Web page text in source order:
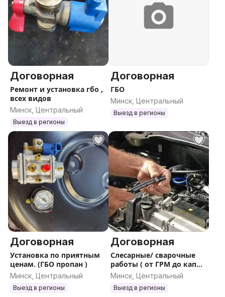
Договорная
Ремонт и установка гбо ,
всех видов
Минск, Центральный
Выезд в регионы
Договорная
ГБО
Минск, Центральный
Выезд в регионы
Договорная
Установка по приятным
ценам. (ГБО пропан )
Минск, Центральный
Выезд в регионы
Договорная
Слесарные/ сварочные
работы ( от ГРМ до кап
ремонта ДВС) , набирайте
по номеру указанному в
объявлен
Минск, Центральный
Выезд в регионы